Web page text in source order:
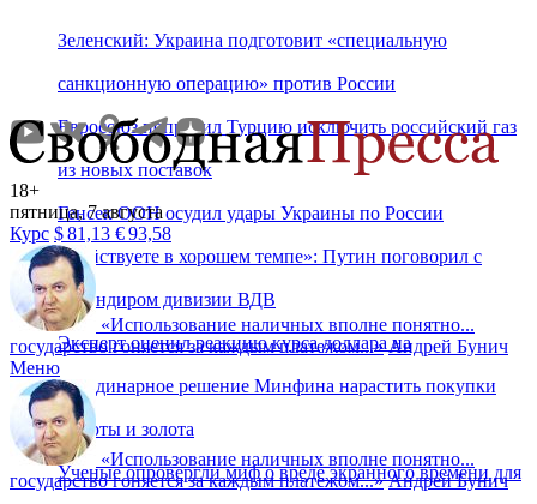
Зеленский: Украина подготовит «специальную
санкционную операцию» против России
Евросоюз попросил Турцию исключить российский газ
из новых поставок
Генсек ООН осудил удары Украины по России
«Действуете в хорошем темпе»: Путин поговорил с
командиром дивизии ВДВ
Эксперт оценил реакцию курса доллара на
неординарное решение Минфина нарастить покупки
валюты и золота
Ученые опровергли миф о вреде экранного времени для
18+
пятница, 7 августа
Курс $81,13 €93,58
«Использование наличных вполне понятно...
государство гоняется за каждым платежом...» Андрей Бунич
Меню
«Использование наличных вполне понятно...
государство гоняется за каждым платежом...» Андрей Бунич